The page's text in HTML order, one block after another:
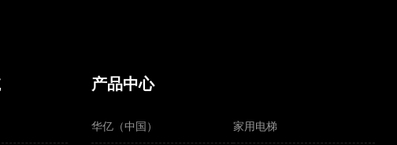
产品中心
华亿（中国） 家用电梯